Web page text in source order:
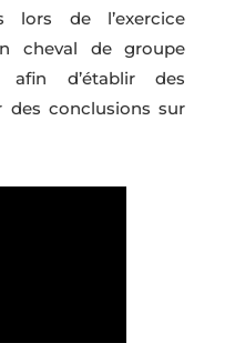
lors de l’exercice
cheval de groupe
d’établir des
des conclusions sur